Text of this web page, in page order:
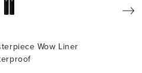
Wow Liner